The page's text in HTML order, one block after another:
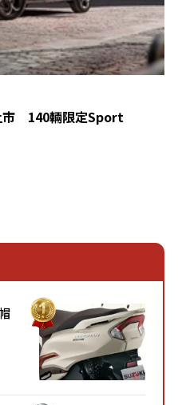
市 140輛限定Sport